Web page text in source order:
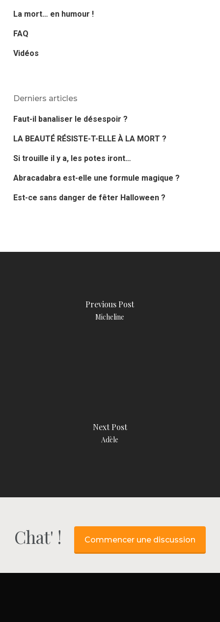
La mort… en humour !
FAQ
Vidéos
Derniers articles
Faut-il banaliser le désespoir ?
LA BEAUTÉ RÉSISTE-T-ELLE À LA MORT ?
Si trouille il y a, les potes iront…
Abracadabra est-elle une formule magique ?
Est-ce sans danger de fêter Halloween ?
Previous Post
Micheline
Next Post
Adèle
Chat' ! Commencer une discussion